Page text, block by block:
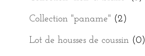
Collection "paname" (2)
Lot de housses de coussin (0)